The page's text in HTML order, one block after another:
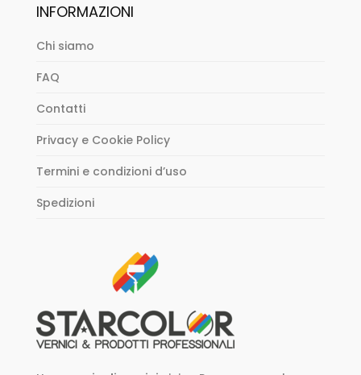
INFORMAZIONI
Chi siamo
FAQ
Contatti
Privacy e Cookie Policy
Termini e condizioni d’uso
Spedizioni